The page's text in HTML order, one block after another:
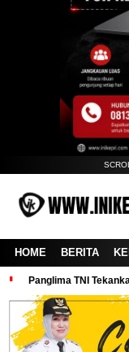
HOME BERITA
Panglima TNI